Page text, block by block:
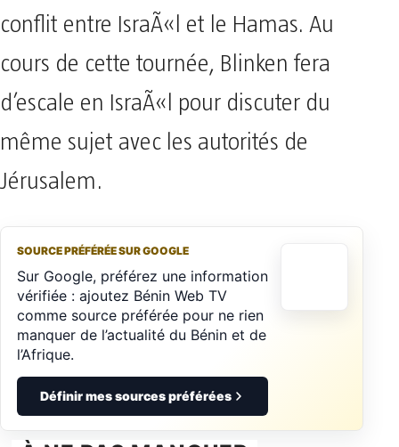
conflit entre IsraÃ«l et le Hamas. Au
cours de cette tournée, Blinken fera
d’escale en IsraÃ«l pour discuter du
même sujet avec les autorités de
Jérusalem.
SOURCE PRÉFÉRÉE SUR GOOGLE
Sur Google, préférez une information
vérifiée : ajoutez Bénin Web TV
comme source préférée pour ne rien
manquer de l’actualité du Bénin et de
l’Afrique.
Définir mes sources préférées